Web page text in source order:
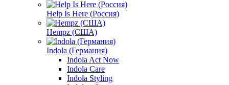
Help Is Here (Россия)
Hempz (США)
Indola (Германия)
Indola Act Now
Indola Care
Indola Styling